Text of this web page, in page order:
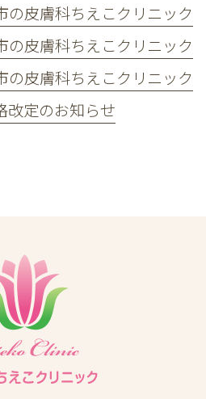
の皮膚科ちえこクリニック
の皮膚科ちえこクリニック
の皮膚科ちえこクリニック
改定のお知らせ